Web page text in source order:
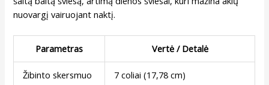
nuovargį vairuojant naktį.
Parametras Vertė / Detalė
Žibinto skersmuo 7 coliai (17,78 cm)